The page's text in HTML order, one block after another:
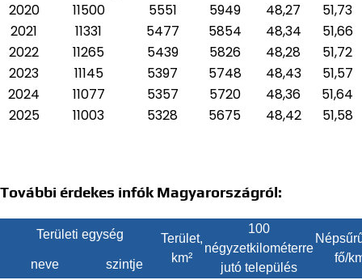
2020
11500 5551 5949 48,27
51,73
2021
11331 5477 5854 48,34
51,66
2022
11265 5439 5826 48,28
51,72
2023
11145 5397 5748 48,43
51,57
2024
11077 5357 5720 48,36
51,64
2025
11003 5328 5675 48,42 51,58
További érdekes infók Magyarországról:
Területi egység
Terület,
km²
100
négyzetkilométerre
jutó település
fő/
neve szintje